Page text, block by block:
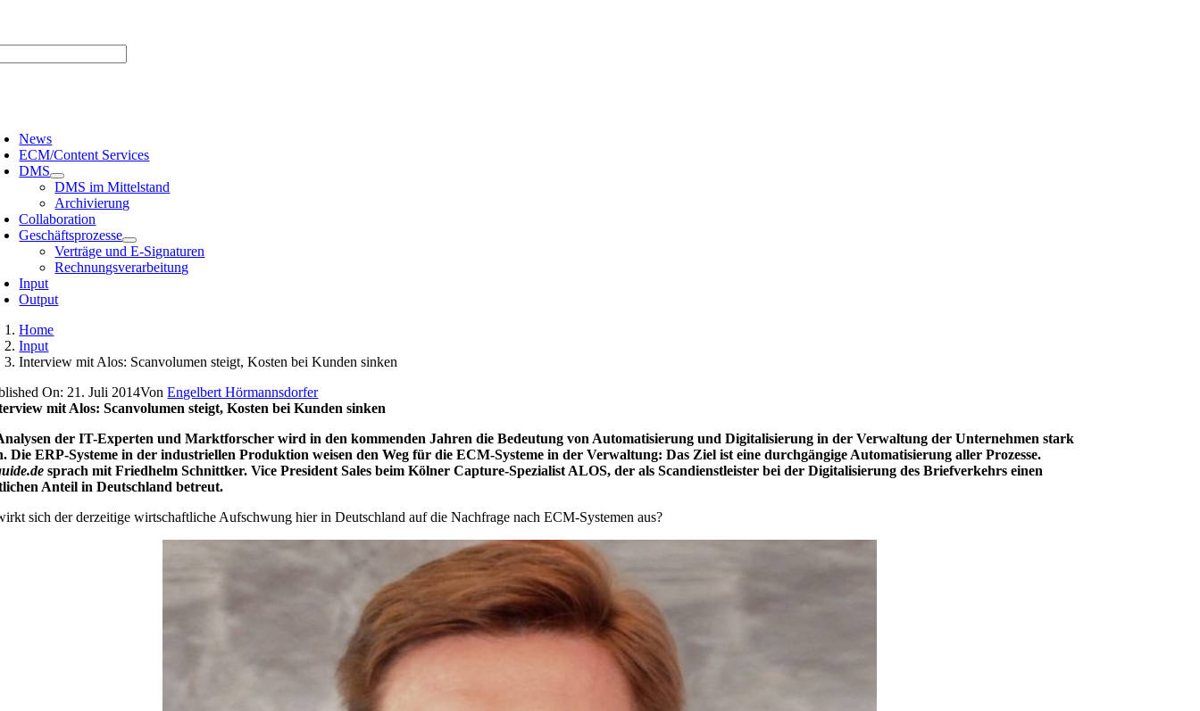
News
ECM/Content Services
DMS
DMS im Mittelstand
Archivierung
Collaboration
Geschäftsprozesse
Verträge und E-Signaturen
Rechnungsverarbeitung
Input
Output
Home
Input
Interview mit Alos: Scanvolumen steigt, Kosten bei Kunden sinken
On: 21. Juli 2014VonEngelbert Hörmannsdorfer
mit Alos: Scanvolumen steigt, Kosten bei Kunden sinken
der IT-Experten und Marktforscher wird in den kommenden Jahren die Bedeutung von Automatisierung und Digitalisierung in der Verwaltung der Unternehmen stark
Die ERP-Systeme in der industriellen Produktion weisen den Weg für die ECM-Systeme in der Verwaltung: Das Ziel ist eine durchgängige Automatisierung aller Prozesse.
sprach mit Friedhelm Schnittker. Vice President Sales beim Kölner Capture-Spezialist ALOS, der als Scandienstleister bei der Digitalisierung des Briefverkehrs einen
Anteil in Deutschland betreut.
sich der derzeitige wirtschaftliche Aufschwung hier in Deutschland auf die Nachfrage nach ECM-Systemen aus?